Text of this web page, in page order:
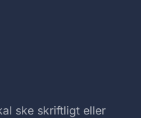
ske skriftligt eller